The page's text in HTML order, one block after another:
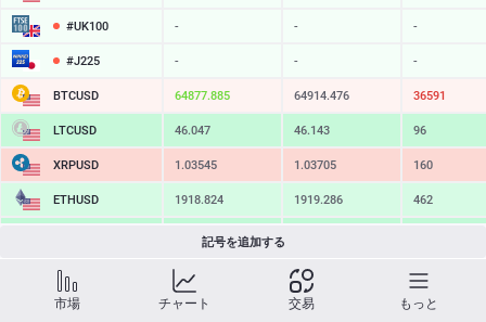
#UK100 - - -
#J225 - - -
BTCUSD 64877.885 64914.476 36591
LTCUSD 46.047 46.143 96
XRPUSD 1.03545 1.03705 160
ETHUSD 1918.824 1919.286 462
216.459
SOLUSD 76.48
TSLA - - -
記号を追加する
市場 チャート 交易 もっと